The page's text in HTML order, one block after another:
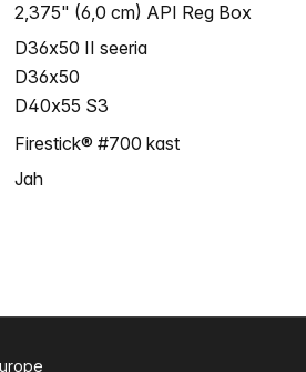
2,375" (6,0 cm) API Reg Box
D36x50 II seeria
D36x50
D40x55 S3
Firestick® #700 kast
Jah